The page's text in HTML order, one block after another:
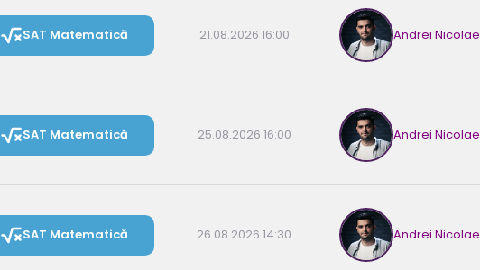
SAT Matematică 21.08.2026 16:00 Andrei Nicolae
SAT Matematică 25.08.2026 16:00 Andrei Nicolae
SAT Matematică 26.08.2026 14:30 Andrei Nicolae